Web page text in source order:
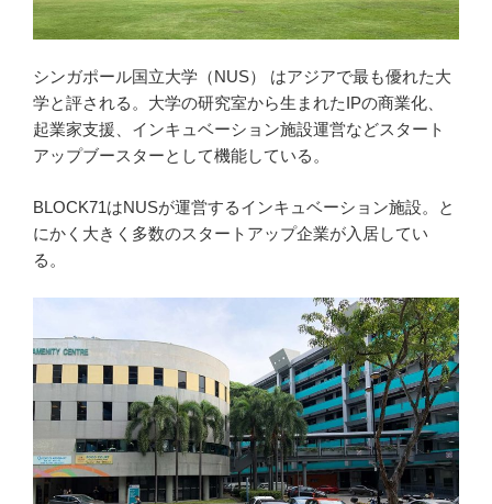
シンガポール国立大学（NUS） はアジアで最も優れた大
学と評される。大学の研究室から生まれたIPの商業化、
起業家支援、インキュベーション施設運営などスタート
アップブースターとして機能している。
BLOCK71はNUSが運営するインキュベーション施設。と
にかく大きく多数のスタートアップ企業が入居してい
る。